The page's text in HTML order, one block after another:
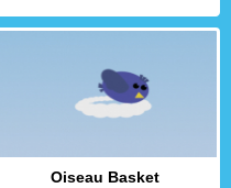
Oiseau Basket